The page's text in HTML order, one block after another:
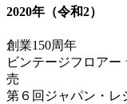
2020年（令和2）
創業150周年
ビンテージフロア
売
第６回ジャパン・レ